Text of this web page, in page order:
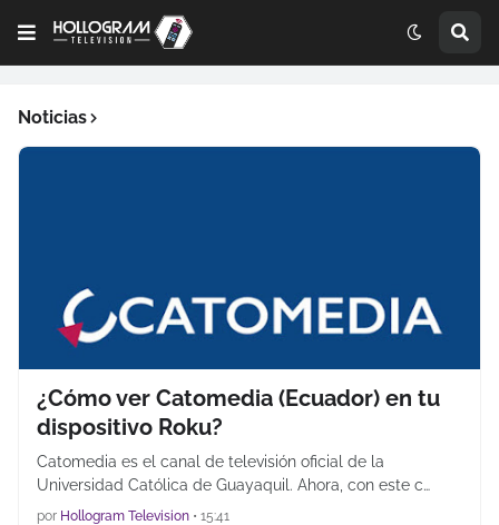
Noticias
¿Cómo ver Catomedia (Ecuador) en tu
dispositivo Roku?
Catomedia es el canal de televisión oficial de la
Universidad Católica de Guayaquil. Ahora, con este c…
por Hollogram Television • 15:41